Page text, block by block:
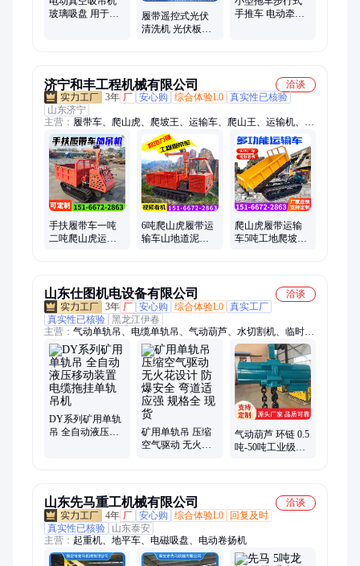
玻璃吸盘 用于大
履带遥控式光伏
清洗机 光伏板清
手推车 电动牵引
济宁和丰工程机械有限公司
洽谈
3年 厂 安心购 综合体验L0 真实性已核验
山东济宁
主营： 履带车、爬山虎、爬坡王、运输车、爬山王、运输机、抓
木机、自卸车、升降平台、搅拌罐车、四不像车、履带农用车、
柴油机源头、柴油工程车、山地毛竹车、履带翻斗车、柴油搬运
车、履带随车吊运、液压自卸搬运车
手扶履带车一吨
二吨爬山虎运输
6吨爬山虎履带运
输车山地道泥泞
爬山虎履带运输
车5吨工地爬坡拉
山东仕图机电设备有限公司
洽谈
3年 厂 安心购 综合体验L0 真实工厂
真实性已核验 黑龙江伊春
主营： 气动单轨吊、电缆单轨吊、气动葫芦、水切割机、临时支
护、锚索切割机、驱动轮、气动注液泵、轨道、气动单轨吊制动
系统
DY系列矿用单轨
吊 全自动液压移
矿用单轨吊 压缩
空气驱动 无火花
气动葫芦 环链 0.5
吨-50吨工业级防
山东先马重工机械有限公司
洽谈
4年 厂 安心购 综合体验L0
回复及时
真实性已核验
山东泰安
主营： 起重机、地平车、电磁吸盘、电动卷扬机